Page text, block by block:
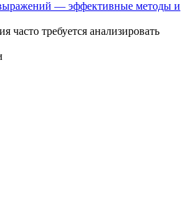
— эффективные методы и
часто требуется анализировать